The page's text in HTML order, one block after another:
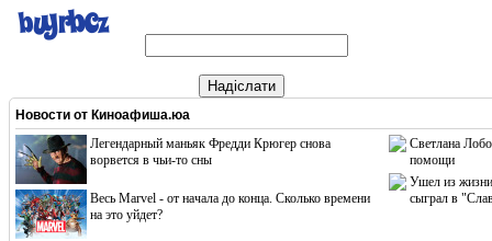
Надіслати
Новости от Киноафиша.юа
Легендарный маньяк Фредди Крюгер снова
ворвется в чьи-то сны
Весь Marvel - от начала до конца. Сколько времени
на это уйдет?
Светлана
помощи
Ушел из жизни
сыграл в